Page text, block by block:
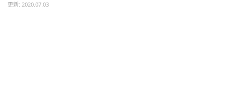
更新: 2020.07.03